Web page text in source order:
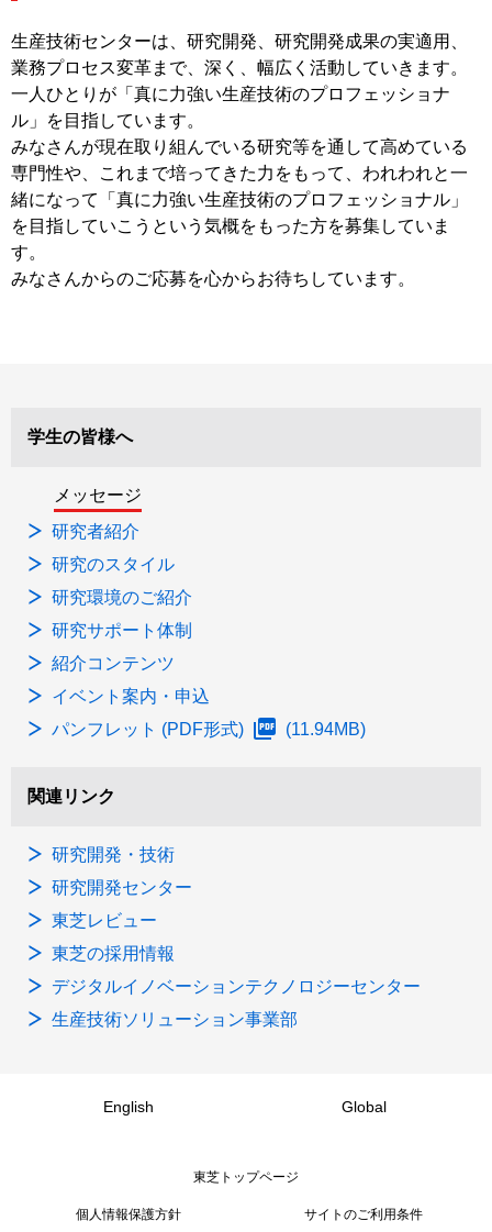
生産技術センターは、研究開発、研究開発成果の実適用、
業務プロセス変革まで、深く、幅広く活動していきます。
一人ひとりが「真に力強い生産技術のプロフェッショナ
ル」を目指しています。
みなさんが現在取り組んでいる研究等を通して高めている
専門性や、これまで培ってきた力をもって、われわれと一
緒になって「真に力強い生産技術のプロフェッショナル」
を目指していこうという気概をもった方を募集していま
す。
みなさんからのご応募を心からお待ちしています。
学生の皆様へ
メッセージ
研究者紹介
研究のスタイル
研究環境のご紹介
研究サポート体制
紹介コンテンツ
イベント案内・申込
パンフレット (PDF形式) (11.94MB)
関連リンク
研究開発・技術
研究開発センター
東芝レビュー
東芝の採用情報
デジタルイノベーションテクノロジーセンター
生産技術ソリューション事業部
English Global
東芝トップページ
個人情報保護方針 サイトのご利用条件